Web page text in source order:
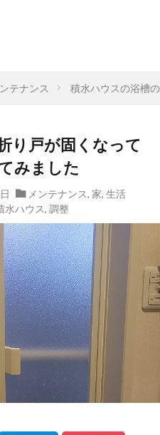
テナンス 積水ハウスの浴槽
り戸が固くなって
みました
メンテナンス, 家, 生活
水ハウス, 調整